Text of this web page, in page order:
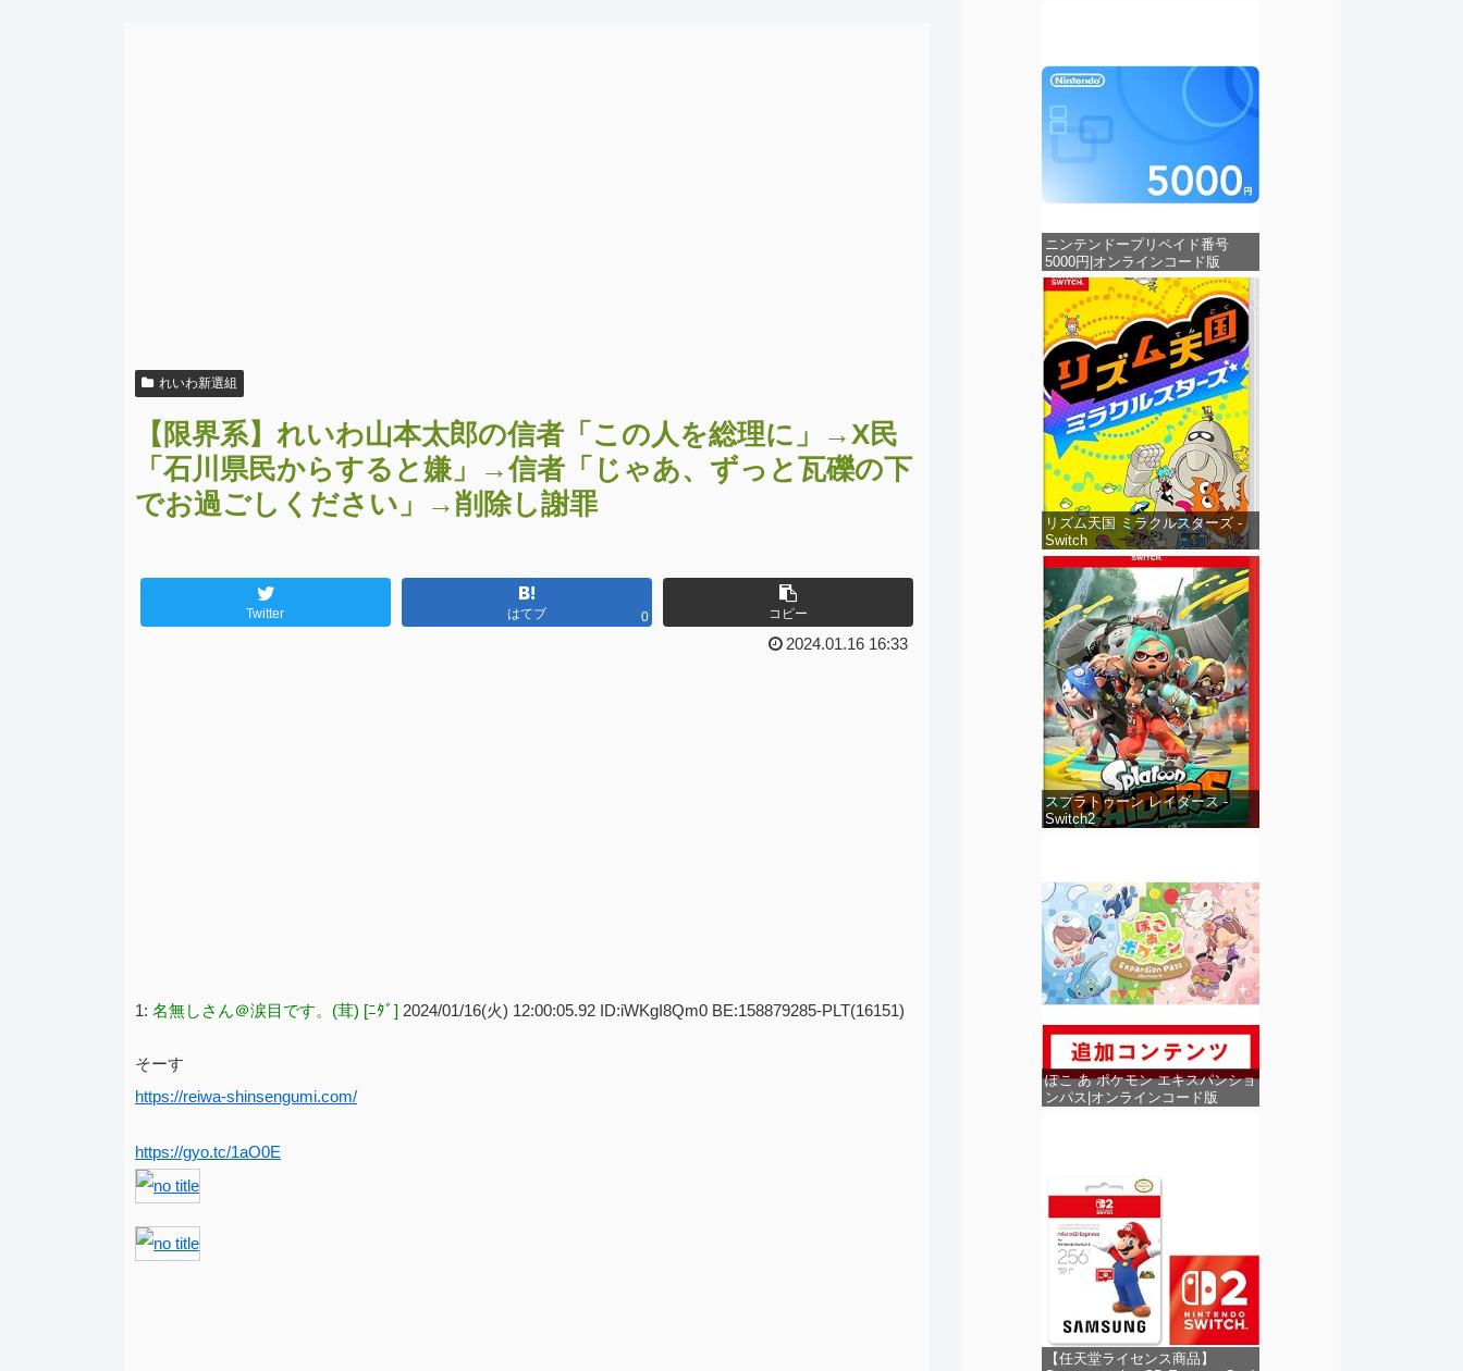
れいわ新選組
【限界系】れいわ山本太郎の信者「この人を総理に」→X民
「石川県民からすると嫌」→信者「じゃあ、ずっと瓦礫の下
でお過ごしください」→削除し謝罪
Twitter はてブ 0 コピー
2024.01.16 16:33
1: 名無しさん＠涙目です。(茸) [ﾆﾀﾞ] 2024/01/16(火) 12:00:05.92 ID:iWKgI8Qm0 BE:158879285-PLT(16151)
そーす
https://reiwa-shinsengumi.com/
https://gyo.tc/1aO0E
ニンテンドープリペイド番号
5000円|オンラインコード版
リズム天国 ミラクルスターズ -
Switch
スプラトゥーン レイダース -
Switch2
ぽこ あ ポケモン エキスパンショ
ンパス|オンラインコード版
【任天堂ライセンス商品】